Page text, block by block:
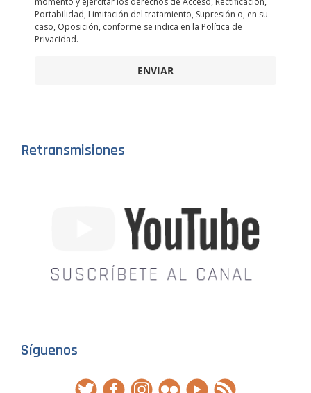
Portabilidad, Limitación del tratamiento, Supresión o, en su
caso, Oposición, conforme se indica en la Política de
Privacidad.
ENVIAR
Retransmisiones
Síguenos